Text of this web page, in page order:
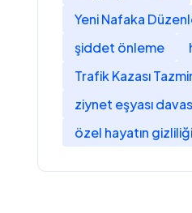
Yeni Nafaka
şiddet önleme
Trafik Kazası
ziynet eşyası
özel hayatın gizliliği